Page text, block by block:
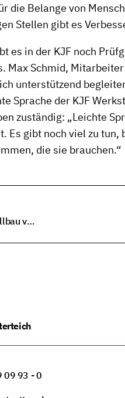
die Belange von
Stellen gibt es
es in der KJF noch
Max Schmid,
unterstützend
Sprache der KJF
zuständig: „Leichte
Es gibt noch viel zu tun,
die sie brauchen.“
„Schichtwechsel“ in Mitterteich: Mitarbeiter unterstützt den Stahl- und Metallbau von Kassecker
09 93 - 0